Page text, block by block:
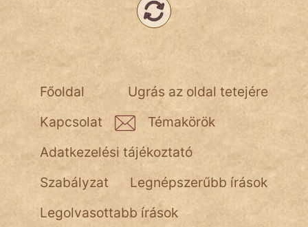
vörös ördög
nagyöreg
NapHold
Név nélkül
pszichopati
szegény legény
Ugrás az oldal tetejére
Főoldal
Kapcsolat
Témakörök
Adatkezelési tájékoztató
Szabályzat
Legnépszerűbb írások
Legolvasottabb írások